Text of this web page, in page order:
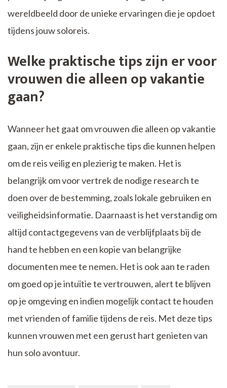
wereldbeeld door de unieke ervaringen die je opdoet
tijdens jouw soloreis.
Welke praktische tips zijn er voor
vrouwen die alleen op vakantie
gaan?
Wanneer het gaat om vrouwen die alleen op vakantie
gaan, zijn er enkele praktische tips die kunnen helpen
om de reis veilig en plezierig te maken. Het is
belangrijk om voor vertrek de nodige research te
doen over de bestemming, zoals lokale gebruiken en
veiligheidsinformatie. Daarnaast is het verstandig om
altijd contactgegevens van de verblijfplaats bij de
hand te hebben en een kopie van belangrijke
documenten mee te nemen. Het is ook aan te raden
om goed op je intuïtie te vertrouwen, alert te blijven
op je omgeving en indien mogelijk contact te houden
met vrienden of familie tijdens de reis. Met deze tips
kunnen vrouwen met een gerust hart genieten van
hun solo avontuur.